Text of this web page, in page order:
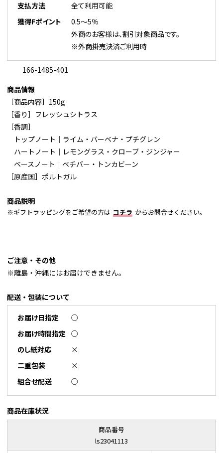
支払方法
全て利用可能
獲得Fポイント
0.5～5％
外商のお客様は、割引対象商品です。
※外商掛売決済ご利用時
166-1485-401
商品情報
［商品内容］150g
［香り］フレッシュシトラス
［香調］
トップノート｜ライム・バーベナ・プチグレン
ハートノート｜レモングラス・クローブ・ジンジャー
ベースノート｜ベチバー・トンカビーン
［原産国］ポルトガル
商品説明
※ギフトラッピングをご希望の方は コチラ からお問合せください。
ご注意・その他
※離島・沖縄にはお届けできません。
配送・包装について
お届け日指定
○
お届け時間指定 ○
のし紙対応
×
二重包装
×
組合せ配送
○
商品在庫状況
商品番号
ls23041113